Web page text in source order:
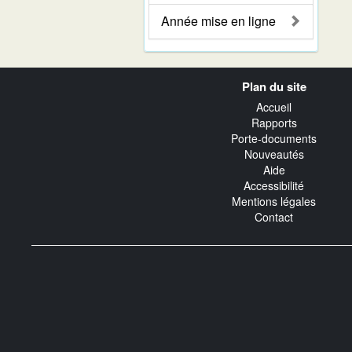
Année mise en ligne
Plan du site
Accueil
Rapports
Porte-documents
Nouveautés
Aide
Accessibilité
Mentions légales
Contact